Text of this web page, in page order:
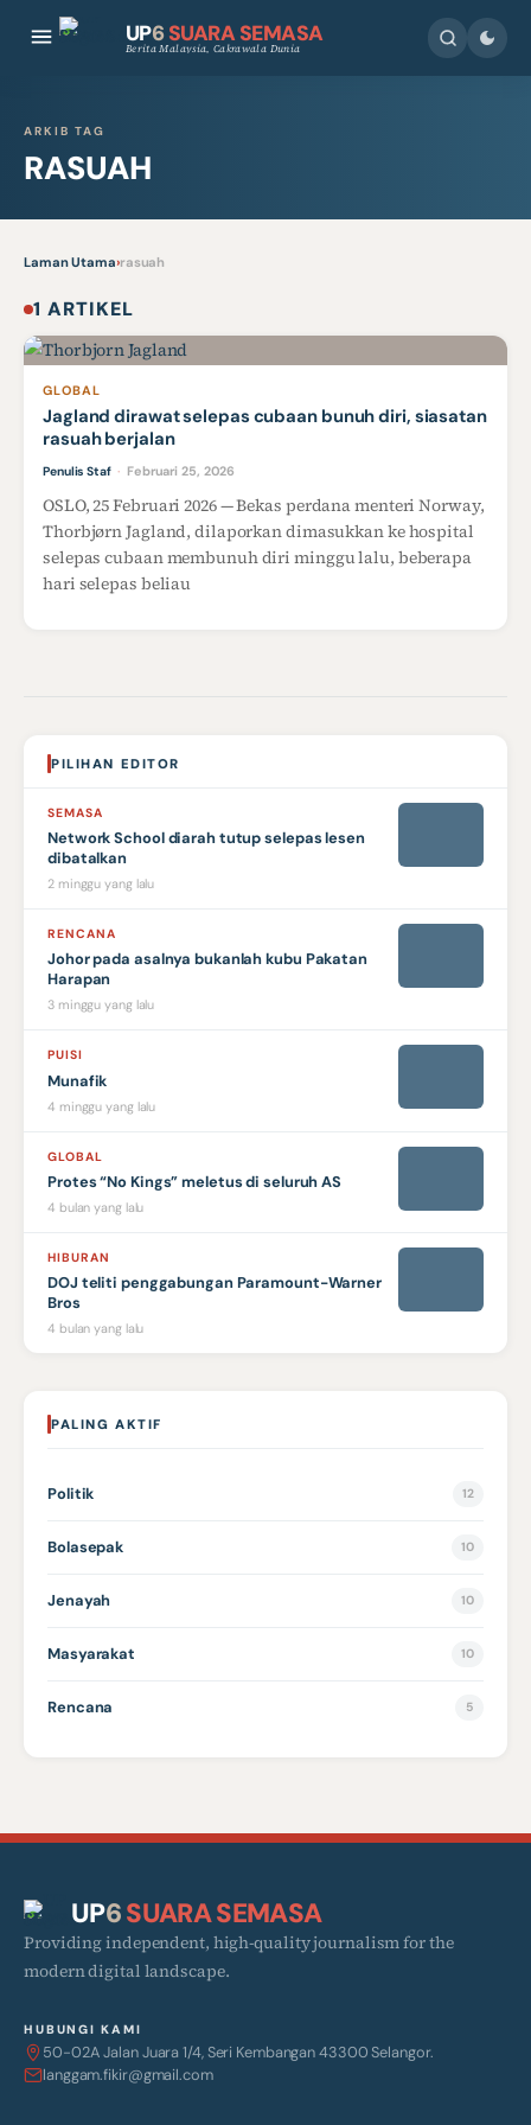
UP6 SUARA SEMASA
Berita Malaysia, Cakrawala Dunia
ARKIB TAG
RASUAH
Laman Utama›rasuah
1 ARTIKEL
GLOBAL
Jagland dirawat selepas cubaan bunuh diri, siasatan
rasuah berjalan
Penulis Staf · Februari 25, 2026
OSLO, 25 Februari 2026 — Bekas perdana menteri Norway,
Thorbjørn Jagland, dilaporkan dimasukkan ke hospital
selepas cubaan membunuh diri minggu lalu, beberapa
hari selepas beliau
PILIHAN EDITOR
SEMASA
Network School diarah tutup selepas lesen
dibatalkan
2 minggu yang lalu
RENCANA
Johor pada asalnya bukanlah kubu Pakatan
Harapan
3 minggu yang lalu
PUISI
Munafik
4 minggu yang lalu
GLOBAL
Protes “No Kings” meletus di seluruh AS
4 bulan yang lalu
HIBURAN
DOJ teliti penggabungan Paramount-Warner
Bros
4 bulan yang lalu
PALING AKTIF
Politik 12
Bolasepak 10
Jenayah 10
Masyarakat 10
Rencana 5
UP6SUARA SEMASA
Providing independent, high-quality journalism for the
modern digital landscape.
HUBUNGI KAMI
50-02A Jalan Juara 1/4, Seri Kembangan 43300 Selangor.
langgam.fikir@gmail.com